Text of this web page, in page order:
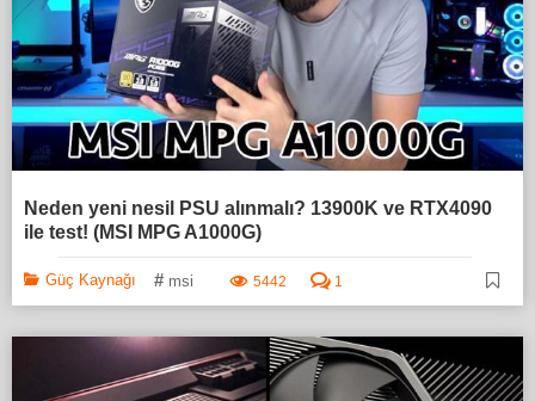
Neden yeni nesil PSU alınmalı? 13900K ve RTX4090
ile test! (MSI MPG A1000G)
Güç Kaynağı # msi 5442 1